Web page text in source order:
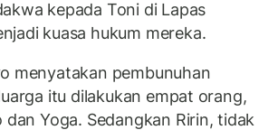
kepada Toni di Lapas
kuasa hukum mereka.
menyatakan pembunuhan
itu dilakukan empat orang,
Yoga. Sedangkan Ririn, tidak